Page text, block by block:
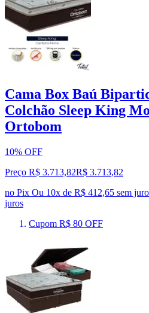
Cama Box Baú
Colchão Sleep King
Ortobom
10% OFF
Preço R$ 3.713,82R$ 3.713,82
no Pix Ou 10x de R$ 412,65 sem
juros
Cupom R$ 80 OFF